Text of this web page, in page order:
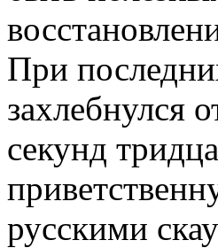
При
захлебнулся
секунд
русскими